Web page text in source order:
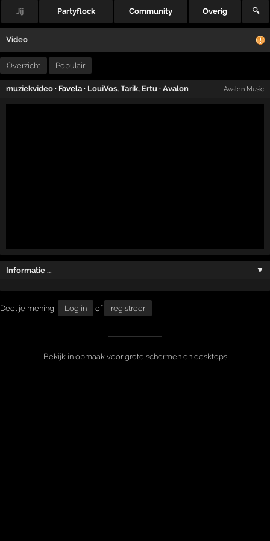
Jij Partyflock Community Overig 🔍
Video
Overzicht Populair
muziekvideo · Favela · LouiVos,Tarik, Ertu ·Avalon Avalon Music
Informatie … ▼
Deel je mening! Log in of registreer
Bekijk in opmaak voor grote schermen en desktops